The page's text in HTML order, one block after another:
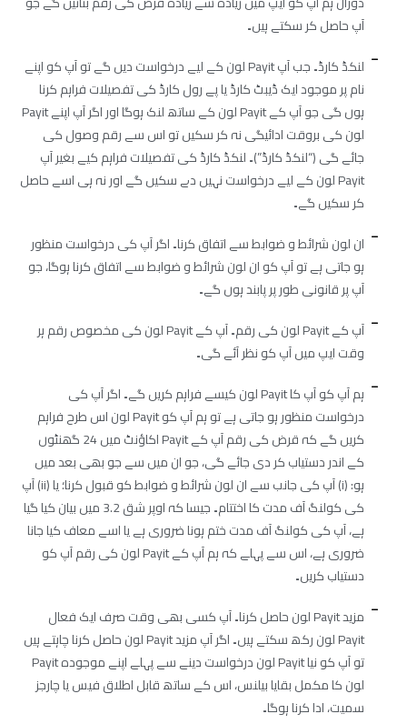
آپ حاصل کر سکتے ہیں۔
لنکڈ کارڈ۔ جب آپ Payit لون کے لیے درخواست دیں گے تو آپ کو اپنے
نام پر موجود ایک ڈیبٹ کارڈ یا پے رول کارڈ کی تفصیلات فراہم کرنا
ہوں گی جو آپ کے Payit لون کے ساتھ لنک ہوگا اور اگر آپ اپنے Payit
لون کی بروقت ادائیگی نہ کر سکیں تو اس سے رقم وصول کی
جائے گی (“لنکڈ کارڈ”)۔ لنکڈ کارڈ کی تفصیلات فراہم کیے بغیر آپ
Payit لون کے لیے درخواست نہیں دے سکیں گے اور نہ ہی اسے حاصل
کر سکیں گے۔
ان لون شرائط و ضوابط سے اتفاق کرنا۔ اگر آپ کی درخواست منظور
ہو جاتی ہے تو آپ کو ان لون شرائط و ضوابط سے اتفاق کرنا ہوگا، جو
آپ پر قانونی طور پر پابند ہوں گے۔
آپ کے Payit لون کی رقم۔ آپ کے Payit لون کی مخصوص رقم ہر
وقت ایپ میں آپ کو نظر آئے گی۔
ہم آپ کو آپ کا Payit لون کیسے فراہم کریں گے۔ اگر آپ کی
درخواست منظور ہو جاتی ہے تو ہم آپ کو Payit لون اس طرح فراہم
کریں گے کہ قرض کی رقم آپ کے Payit اکاؤنٹ میں 24 گھنٹوں
کے اندر دستیاب کر دی جائے گی، جو ان میں سے جو بھی بعد میں
ہو: (i) آپ کی جانب سے ان لون شرائط و ضوابط کو قبول کرنا؛ یا (ii) آپ
کی کولنگ آف مدت کا اختتام۔ جیسا کہ اوپر شق 3.2 میں بیان کیا گیا
ہے، آپ کی کولنگ آف مدت ختم ہونا ضروری ہے یا اسے معاف کیا جانا
ضروری ہے، اس سے پہلے کہ ہم آپ کے Payit لون کی رقم آپ کو
دستیاب کریں۔
مزید Payit لون حاصل کرنا۔ آپ کسی بھی وقت صرف ایک فعال
Payit لون رکھ سکتے ہیں۔ اگر آپ مزید Payit لون حاصل کرنا چاہتے ہیں
تو آپ کو نیا Payit لون درخواست دینے سے پہلے اپنے موجودہ Payit
لون کا مکمل بقایا بیلنس، اس کے ساتھ قابل اطلاق فیس یا چارجز
سمیت، ادا کرنا ہوگا۔